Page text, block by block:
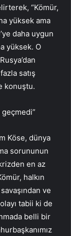
“Kömür,
yüksek ama
daha uygun
yüksek. O
satış
konuştu.
Köse, dünya
sorununun
en az
halkın
ve
tabii ki de
belli bir